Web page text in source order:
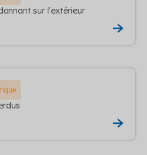
sur l'extérieur